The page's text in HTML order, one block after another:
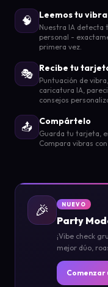
🧠 Leemos tu vibra
Nuestra IA detecta
personal -
primera vez.
🎭 Recibe tu
Puntuación de
caricatura IA,
consejos
📤 Compártelo
Guarda tu tarjeta,
Compara vibras
🎉 NUEVO
Party
¡Vibe check
mejor dúo,
Comenzar